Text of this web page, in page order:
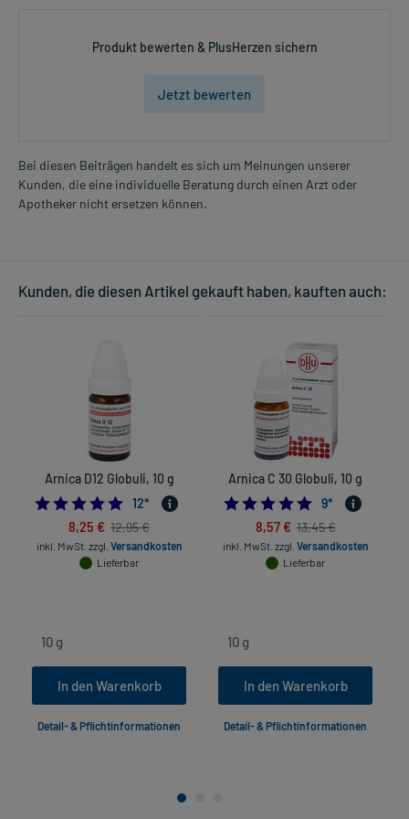
Produkt bewerten & PlusHerzen sichern
Jetzt bewerten
Bei diesen Beiträgen handelt es sich um Meinungen unserer
Kunden, die eine individuelle Beratung durch einen Arzt oder
Apotheker nicht ersetzen können.
Kunden, die diesen Artikel gekauft haben, kauften auch:
Arnica D12 Globuli, 10 g
5.0
12*
8,25 € 12,95 €
inkl. MwSt. zzgl. Versandkosten
Lieferbar
In den Warenkorb
Detail- & Pflichtinformationen
Arnica C 30 Globuli, 10 g
9*
8,57 € 13,45 €
inkl. MwSt. zzgl. Versandkosten
Lieferbar
In den Warenkorb
Detail- & Pflichtinformationen